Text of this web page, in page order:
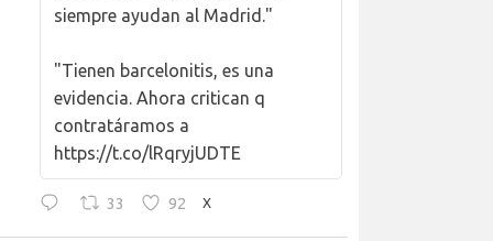
siempre ayudan al Madrid."
"Tienen barcelonitis, es una
evidencia. Ahora critican q
contratáramos a
https://t.co/lRqryjUDTE
33 92 X